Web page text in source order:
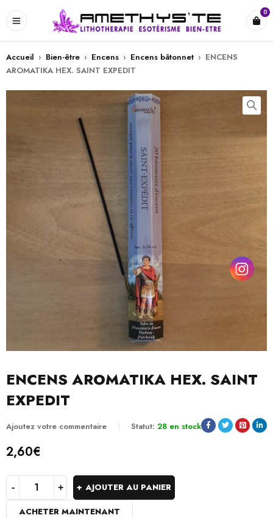
0
Accueil › Bien-être › Encens › Encens bâtonnet › ENCENS
AROMATIKA HEX. SAINT EXPEDIT
ENCENS AROMATIKA HEX. SAINT
EXPEDIT
Ajoutez votre commentaire Statut: 28 en stock
2,60€
AJOUTER AU PANIER
ACHETER MAINTENANT